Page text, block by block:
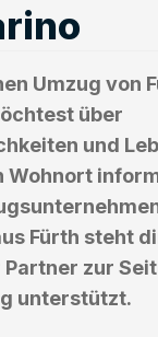
Umzug von
über
und
Wohnort
Fürth steht
zur
unterstützt.